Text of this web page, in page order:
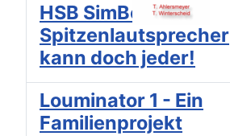
HSB SimBo 1,
Spitzenlautsprecher
kann doch jeder!
Louminator 1 - Ein
Familienprojekt